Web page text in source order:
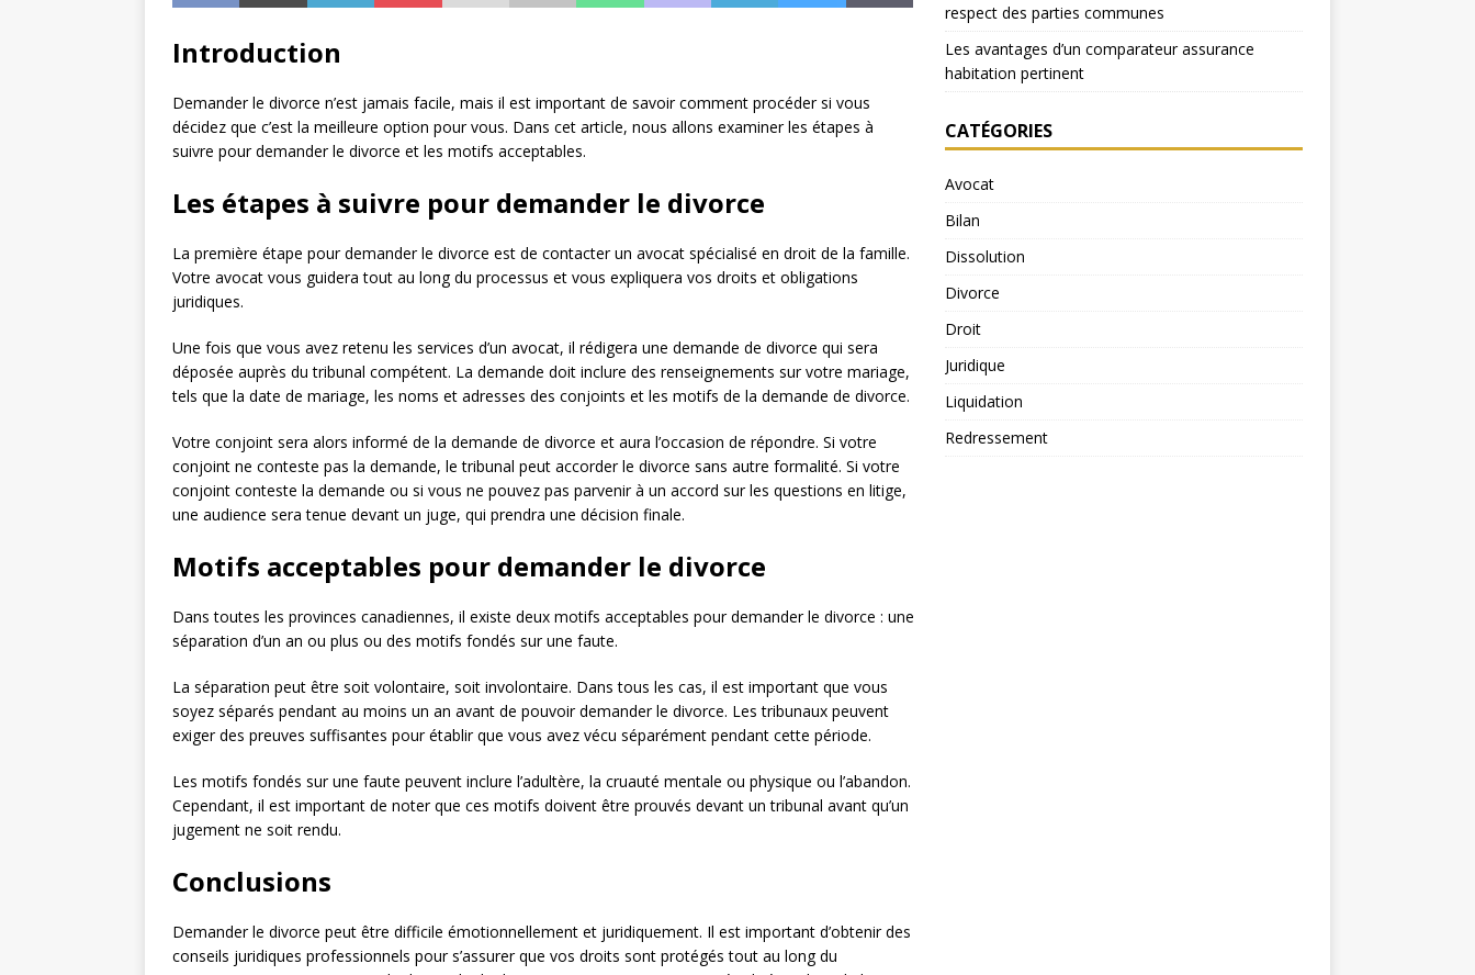
Introduction
Demander le divorce n’est jamais facile, mais il est important de savoir comment procéder si vous
décidez que c’est la meilleure option pour vous. Dans cet article, nous allons examiner les étapes à
suivre pour demander le divorce et les motifs acceptables.
Les étapes à suivre pour demander le divorce
La première étape pour demander le divorce est de contacter un avocat spécialisé en droit de la famille.
Votre avocat vous guidera tout au long du processus et vous expliquera vos droits et obligations
juridiques.
Une fois que vous avez retenu les services d’un avocat, il rédigera une demande de divorce qui sera
déposée auprès du tribunal compétent. La demande doit inclure des renseignements sur votre mariage,
tels que la date de mariage, les noms et adresses des conjoints et les motifs de la demande de divorce.
Votre conjoint sera alors informé de la demande de divorce et aura l’occasion de répondre. Si votre
conjoint ne conteste pas la demande, le tribunal peut accorder le divorce sans autre formalité. Si votre
conjoint conteste la demande ou si vous ne pouvez pas parvenir à un accord sur les questions en litige,
une audience sera tenue devant un juge, qui prendra une décision finale.
Motifs acceptables pour demander le divorce
Dans toutes les provinces canadiennes, il existe deux motifs acceptables pour demander le divorce : une
séparation d’un an ou plus ou des motifs fondés sur une faute.
La séparation peut être soit volontaire, soit involontaire. Dans tous les cas, il est important que vous
soyez séparés pendant au moins un an avant de pouvoir demander le divorce. Les tribunaux peuvent
exiger des preuves suffisantes pour établir que vous avez vécu séparément pendant cette période.
Les motifs fondés sur une faute peuvent inclure l’adultère, la cruauté mentale ou physique ou l’abandon.
Cependant, il est important de noter que ces motifs doivent être prouvés devant un tribunal avant qu’un
jugement ne soit rendu.
Conclusions
Demander le divorce peut être difficile émotionnellement et juridiquement. Il est important d’obtenir des
conseils juridiques professionnels pour s’assurer que vos droits sont protégés tout au long du
respect des parties communes
Les avantages d’un comparateur assurance
habitation pertinent
CATÉGORIES
Avocat
Bilan
Dissolution
Divorce
Droit
Juridique
Liquidation
Redressement